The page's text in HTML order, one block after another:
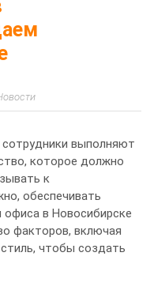
выполняют
которое должно
к
обеспечивать
в Новосибирске
факторов, включая
чтобы создать